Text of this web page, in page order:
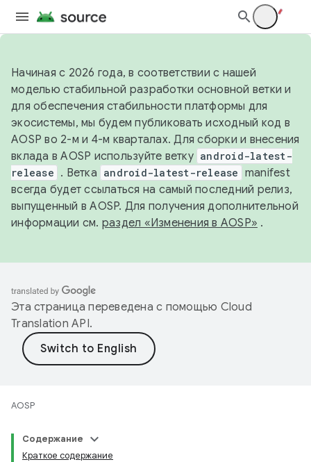
Начиная с 2026 года, в соответствии с нашей
моделью стабильной разработки основной ветки и
для обеспечения стабильности платформы для
экосистемы, мы будем публиковать исходный код в
AOSP во 2-м и 4-м кварталах. Для сборки и внесения
вклада в AOSP используйте ветку android-latest-
release . Ветка android-latest-release manifest
всегда будет ссылаться на самый последний релиз,
выпущенный в AOSP. Для получения дополнительной
информации см. раздел «Изменения в AOSP» .
Эта страница переведена с помощью Cloud
Translation API.
AOSP
Содержание
Краткое содержание